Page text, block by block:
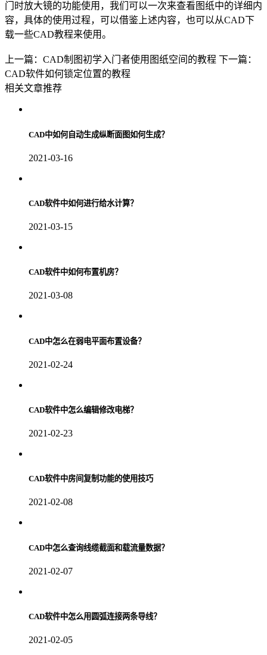
门时放大镜的功能使用，我们可以一次来查看图纸中的详细内
容，具体的使用过程，可以借鉴上述内容，也可以从CAD下
载一些CAD教程来使用。
上一篇：CAD制图初学入门者使用图纸空间的教程 下一篇：
CAD软件如何锁定位置的教程
相关文章推荐
CAD中如何自动生成纵断面图如何生成？
2021-03-16
CAD软件中如何进行给水计算？
2021-03-15
CAD软件中如何布置机房？
2021-03-08
CAD中怎么在弱电平面布置设备？
2021-02-24
CAD软件中怎么编辑修改电梯？
2021-02-23
CAD软件中房间复制功能的使用技巧
2021-02-08
CAD中怎么查询线缆截面和载流量数据？
2021-02-07
CAD软件中怎么用圆弧连接两条导线？
2021-02-05